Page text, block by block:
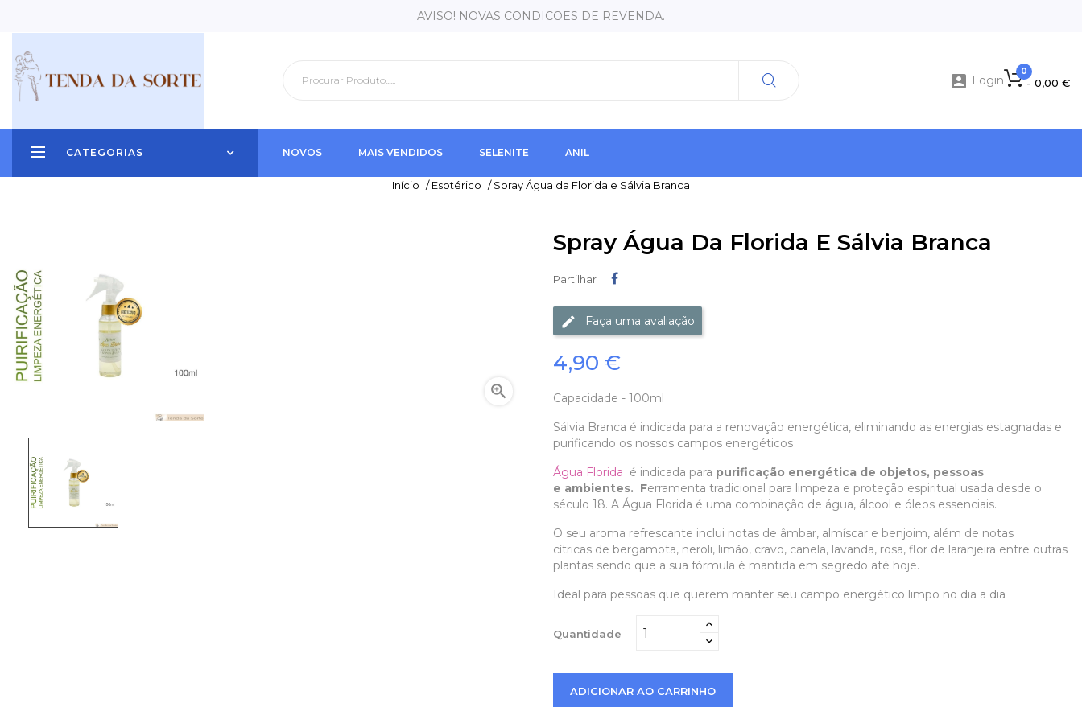
AVISO! NOVAS CONDICOES DE REVENDA.
0
- 0,00 €
 Login
CATEGORIAS NOVOS MAIS VENDIDOS SELENITE ANIL
Início / Esotérico / Spray Água da Florida e Sálvia Branca

Spray Água Da Florida E Sálvia Branca
Partilhar
Faça uma avaliação
4,90 €
Capacidade - 100ml
Sálvia Branca é indicada para a renovação energética, eliminando as energias estagnadas e
purificando os nossos campos energéticos
Água Florida é indicada para purificação energética de objetos, pessoas
e ambientes. Ferramenta tradicional para limpeza e proteção espiritual usada desde o
século 18. A Água Florida é uma combinação de água, álcool e óleos essenciais.
O seu aroma refrescante inclui notas de âmbar, almíscar e benjoim, além de notas
cítricas de bergamota, neroli, limão, cravo, canela, lavanda, rosa, flor de laranjeira entre outras
plantas sendo que a sua fórmula é mantida em segredo até hoje.
Ideal para pessoas que querem manter seu campo energético limpo no dia a dia
Quantidade
ADICIONAR AO CARRINHO